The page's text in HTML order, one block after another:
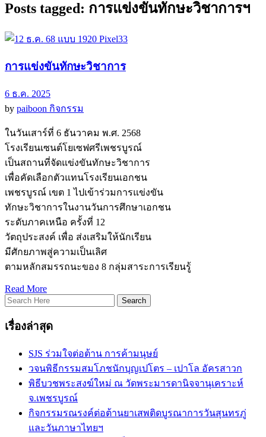
Posts tagged: การแข่งขันทักษะวิชาการฯ
การแข่งขันทักษะวิชาการ
6 ธ.ค. 2025
by paiboon กิจกรรม
ในวันเสาร์ที่ 6 ธันวาคม พ.ศ. 2568
โรงเรียนเซนต์โยเซฟศรีเพชรบูรณ์
เป็นสถานที่จัดแข่งขันทักษะวิชาการ
เพื่อคัดเลือกตัวแทนโรงเรียนเอกชน
เพชรบูรณ์ เขต 1 ไปเข้าร่วมการแข่งขัน
ทักษะวิชาการในงานวันการศึกษาเอกชน
ระดับภาคเหนือ ครั้งที่ 12
วัตถุประสงค์ เพื่อ ส่งเสริมให้นักเรียน
มีศักยภาพสู่ความเป็นเลิศ
ตามหลักสมรรถนะของ 8 กลุ่มสาระการเรียนรู้
Read More
เรื่องล่าสุด
SJS ร่วมใจต่อต้าน การค้ามนุษย์
วจนพิธีกรรมสมโภชนักบุญเปโตร – เปาโล อัครสาวก
พิธีบวชพระสงฆ์ใหม่ ณ วัดพระมารดานิจจานุเคราะห์
จ.เพชรบูรณ์
กิจกรรมรณรงค์ต่อต้านยาเสพติดบูรณาการวันสุนทรภู่
และวันภาษาไทยฯ